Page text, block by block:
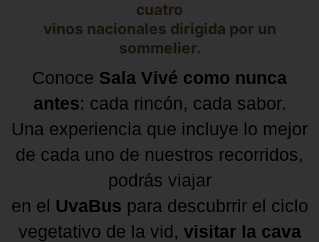
cuatro
vinos nacionales dirigida por un
sommelier.
Conoce Sala Vivé como nunca
antes: cada rincón, cada sabor.
Una experiencia que incluye lo mejor
de cada uno de nuestros recorridos,
podrás viajar
en el UvaBus para descubrrir el ciclo
vegetativo de la vid, visitar la cava